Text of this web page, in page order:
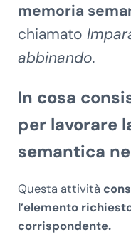
memoria
chiamato
abbinando.
In cosa
per lavorare
semantica
Questa attività
l’elemento
corrispondente.